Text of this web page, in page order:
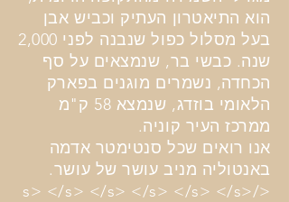
הוא התיאטרון העתיק וכביש אבן
בעל מסלול כפול שנבנה לפני 2,000
שנה. כבשי בר, ​​שנמצאים על סף
הכחדה, נשמרים מוגנים בפארק
הלאומי בוזדג, שנמצא 58 ק"מ
ממרכז העיר קוניה.
אנו רואים שכל סנטימטר אדמה
באנטוליה מניב עושר של עושר.
</s> </s> </s> </s> </s> </s>